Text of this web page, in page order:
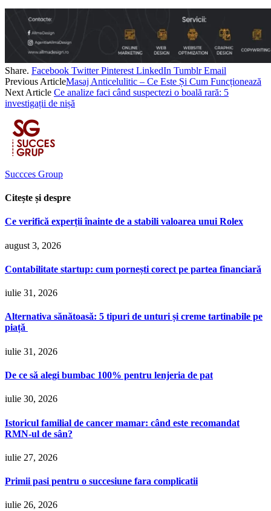
Share. Facebook Twitter Pinterest LinkedIn Tumblr Email
Previous ArticleMasaj Anticelulitic – Ce Este Și Cum Funcționează
Next Article Ce analize faci când suspectezi o boală rară: 5
investigații de nișă
Succces Group
Citește și despre
Ce verifică experții înainte de a stabili valoarea unui Rolex
august 3, 2026
Contabilitate startup: cum pornești corect pe partea financiară
iulie 31, 2026
Alternativa sănătoasă: 5 tipuri de unturi și creme tartinabile pe
piață
iulie 31, 2026
De ce să alegi bumbac 100% pentru lenjeria de pat
iulie 30, 2026
Istoricul familial de cancer mamar: când este recomandat
RMN-ul de sân?
iulie 27, 2026
Primii pasi pentru o succesiune fara complicatii
iulie 26, 2026